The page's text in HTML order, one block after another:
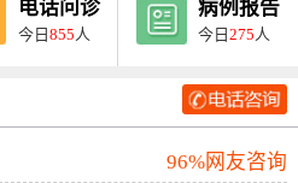
电话问诊
今日855 人
病例报告
今日275 人
96%网友咨询